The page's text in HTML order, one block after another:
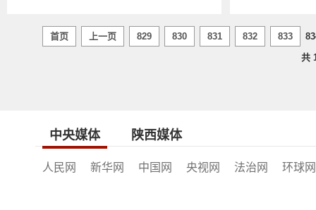
首页 上一页 829 830 831 832 833
共
中央媒体 陕西媒体
人民网 新华网 中国网 央视网 法治网 环球网